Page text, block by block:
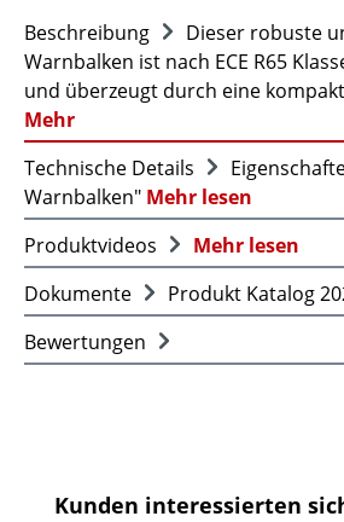
Beschreibung
Dieser robuste
Warnbalken ist nach ECE R65
und überzeugt durch eine
Mehr
Technische Details
Warnbalken" Mehr lesen
Produktvideos
Mehr lesen
Dokumente
Produkt Katalog
Bewertungen
Produktgalerie überspringen
Kunden interessierten